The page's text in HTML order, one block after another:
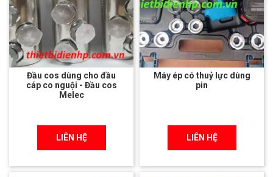
Đầu cos dùng cho đầu
cáp co nguội - Đầu cos
Melec
LIÊN HỆ
Máy ép có thuỷ lực dùng
pin
LIÊN HỆ